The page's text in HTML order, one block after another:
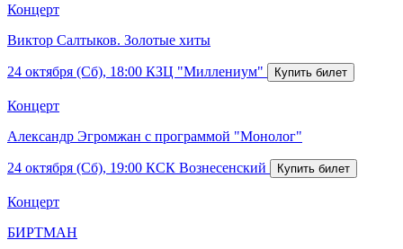
Концерт
Виктор Салтыков. Золотые хиты
24 октября (Сб), 18:00 КЗЦ "Миллениум"
Концерт
Александр Эгромжан с программой "Монолог"
24 октября (Сб), 19:00 КСК Вознесенский
Концерт
БИРТМАН